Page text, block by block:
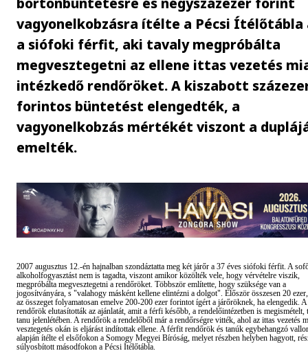
vagyonelkobzásra ítélte a Pécsi Ítélőtábla
a siófoki férfit, aki tavaly megpróbálta
megvesztegetni az ellene ittas vezetés
intézkedő rendőröket. A kiszabott
forintos büntetést elengedték, a
vagyonelkobzás mértékét viszont a
emelték.
2007 augusztus 12.-én hajnalban szondáztatta meg két járőr a 37 éves siófoki férfit. A
alkoholfogyasztást nem is tagadta, viszont amikor közölték vele, hogy vérvételre viszik,
megpróbálta megvesztegetni a rendőröket. Többször említette, hogy szüksége van a
jogosítványára, s "valahogy másként kellene elintézni a dolgot". Először összesen 20
az összeget folyamatosan emelve 200-200 ezer forintot ígért a járőröknek, ha elengedik. A
rendőrök elutasították az ajánlatát, amit a férfi később, a rendelőintézetben is megismételt,
tanu jelenlétében. A rendőrök a rendelőből már a rendőrségre vitték, ahol az ittas vezetés
vesztegetés okán is eljárást indítottak ellene. A férfit rendőrök és tanúk egybehangzó
alapján ítélte el elsőfokon a Somogy Megyei Bíróság, melyet részben helyben hagyott,
súlyosbított másodfokon a Pécsi Ítélőtábla.